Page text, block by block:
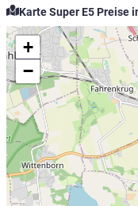
Karte Super E5 Preise
+
−